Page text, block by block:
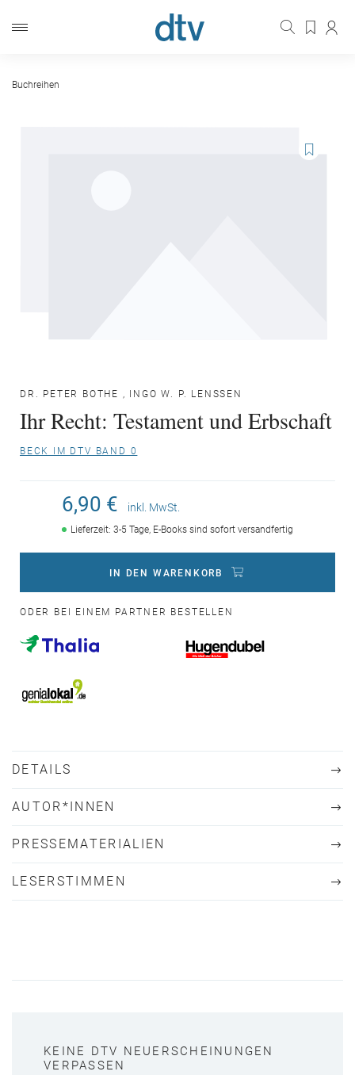
Buchreihen
DR. PETER BOTHE , INGO W. P. LENSSEN
Ihr Recht: Testament und Erbschaft
BECK IM DTV BAND 0
6,90 € inkl. MwSt.
Lieferzeit: 3-5 Tage, E-Books sind sofort versandfertig
IN DEN WARENKORB
ODER BEI EINEM PARTNER BESTELLEN
DETAILS
AUTOR*INNEN
PRESSEMATERIALIEN
LESERSTIMMEN
KEINE DTV NEUERSCHEINUNGEN
VERPASSEN